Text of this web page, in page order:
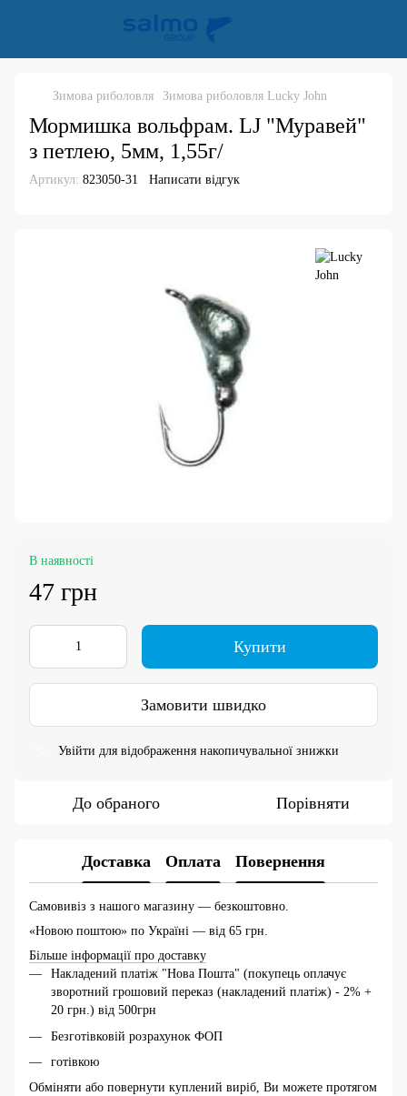
Зимова риболовля Зимова риболовля Lucky John
Мормишка вольфрам. LJ "Муравей"
з петлею, 5мм, 1,55г/
Артикул: 823050-31 Написати відгук
В наявності
47 грн
Купити
Замовити швидко
Увійти для відображення накопичувальної знижки
До обраного Порівняти
Доставка Оплата Повернення
Самовивіз з нашого магазину — безкоштовно.
«Новою поштою» по Україні — від 65 грн.
Більше інформації про доставку
Накладений платіж "Нова Пошта" (покупець оплачує
зворотний грошовий переказ (накладений платіж) - 2% +
20 грн.) від 500грн
Безготівковій розрахунок ФОП
готівкою
Обміняти або повернути куплений виріб, Ви можете протягом